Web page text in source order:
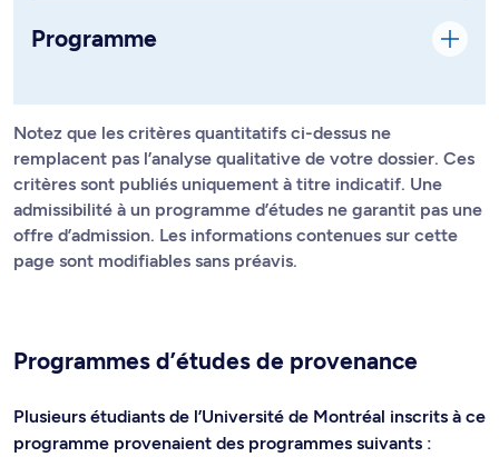
Programme
Notez que les critères quantitatifs ci-dessus ne
remplacent pas l’analyse qualitative de votre dossier. Ces
critères sont publiés uniquement à titre indicatif. Une
admissibilité à un programme d’études ne garantit pas une
offre d’admission. Les informations contenues sur cette
page sont modifiables sans préavis.
Programmes d’études de provenance
Plusieurs étudiants de l’Université de Montréal inscrits à ce
programme provenaient des programmes suivants :